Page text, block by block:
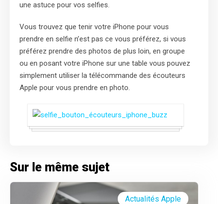
une astuce pour vos selfies.
Vous trouvez que tenir votre iPhone pour vous
prendre en selfie n’est pas ce vous préférez, si vous
préférez prendre des photos de plus loin, en groupe
ou en posant votre iPhone sur une table vous pouvez
simplement utiliser la télécommande des écouteurs
Apple pour vous prendre en photo.
Sur le même sujet
Actualités Apple